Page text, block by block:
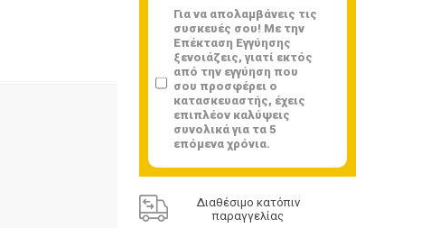
Για να απολαμβάνεις τις
συσκευές σου! Με την
Επέκταση Εγγύησης
ξενοιάζεις, γιατί εκτός
από την εγγύηση που
σου προσφέρει ο
κατασκευαστής, έχεις
επιπλέον καλύψεις
συνολικά για τα 5
επόμενα χρόνια.
Διαθέσιμο κατόπιν
παραγγελίας